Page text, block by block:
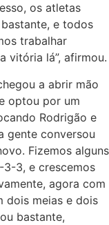
os atletas
e todos
trabalhar
vitória lá”, afirmou.
a abrir mão
optou por um
Rodrigão e
gente conversou
Fizemos alguns
3-3, e crescemos
agora com
dois meias e dois
bastante,